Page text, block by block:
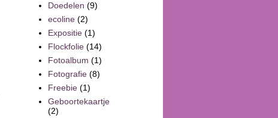
Doedelen (9)
ecoline (2)
Expositie (1)
Flockfolie (14)
Fotoalbum (1)
Fotografie (8)
Freebie (1)
Geboortekaartje
(2)